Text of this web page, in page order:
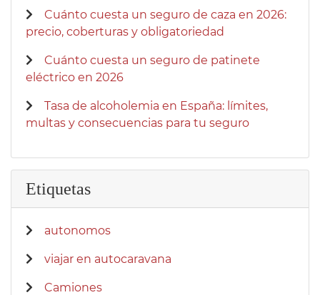
Cuánto cuesta un seguro de caza en 2026:
precio, coberturas y obligatoriedad
Cuánto cuesta un seguro de patinete
eléctrico en 2026
Tasa de alcoholemia en España: límites,
multas y consecuencias para tu seguro
Etiquetas
autonomos
viajar en autocaravana
Camiones